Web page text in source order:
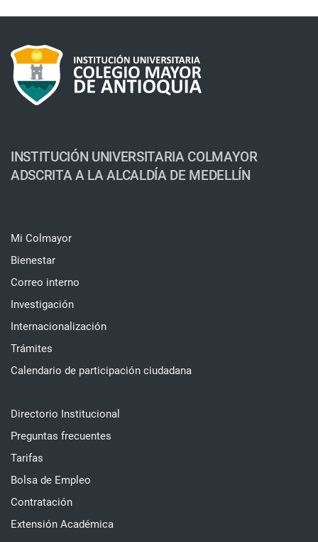
INSTITUCIÓN UNIVERSITARIA COLMAYOR
ADSCRITA A LA ALCALDÍA DE MEDELLÍN
Mi Colmayor
Bienestar
Correo interno
Investigación
Internacionalización
Trámites
Calendario de participación ciudadana
Directorio Institucional
Preguntas frecuentes
Tarifas
Bolsa de Empleo
Contratación
Extensión Académica